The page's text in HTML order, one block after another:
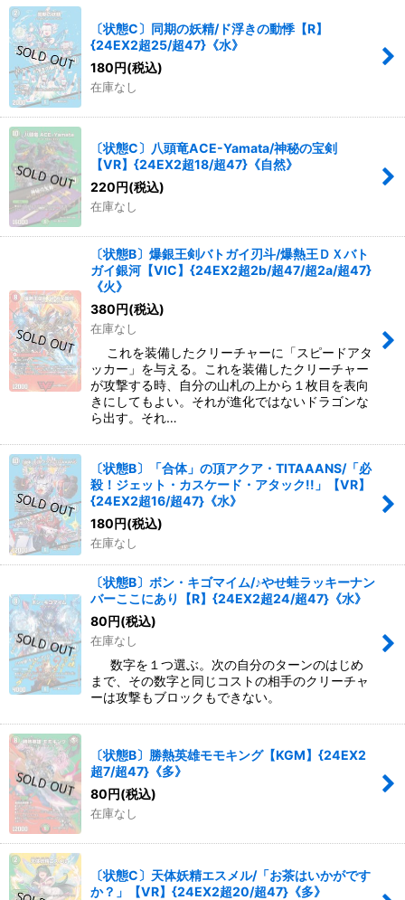
〔状態C〕同期の妖精/ド浮きの動悸【R】
{24EX2超25/超47}《水》
180円(税込)
在庫なし
〔状態C〕八頭竜ACE-Yamata/神秘の宝剣
【VR】{24EX2超18/超47}《自然》
220円(税込)
在庫なし
〔状態B〕爆銀王剣バトガイ刃斗/爆熱王ＤＸバト
ガイ銀河【VIC】{24EX2超2b/超47/超2a/超47}
《火》
380 円(税込)
在庫なし
これを装備したクリーチャーに「スピードアタ
ッカー」を与える。これを装備したクリーチャー
が攻撃する時、自分の山札の上から１枚目を表向
きにしてもよい。それが進化ではないドラゴンな
ら出す。それ…
〔状態B〕「合体」の頂アクア・TITAAANS/「必
殺！ジェット・カスケード・アタック!!」【VR】
{24EX2超16/超47}《水》
180円(税込)
在庫なし
〔状態B〕ボン・キゴマイム/♪やせ蛙ラッキーナン
バーここにあり【R】{24EX2超24/超47}《水》
80円(税込)
在庫なし
数字を１つ選ぶ。次の自分のターンのはじめ
まで、その数字と同じコストの相手のクリーチャ
ーは攻撃もブロックもできない。
〔状態B〕勝熱英雄モモキング【KGM】{24EX2
超7/超47}《多》
80円(税込)
在庫なし
〔状態C〕天体妖精エスメル/「お茶はいかがです
か？」【VR】{24EX2超20/超47}《多》